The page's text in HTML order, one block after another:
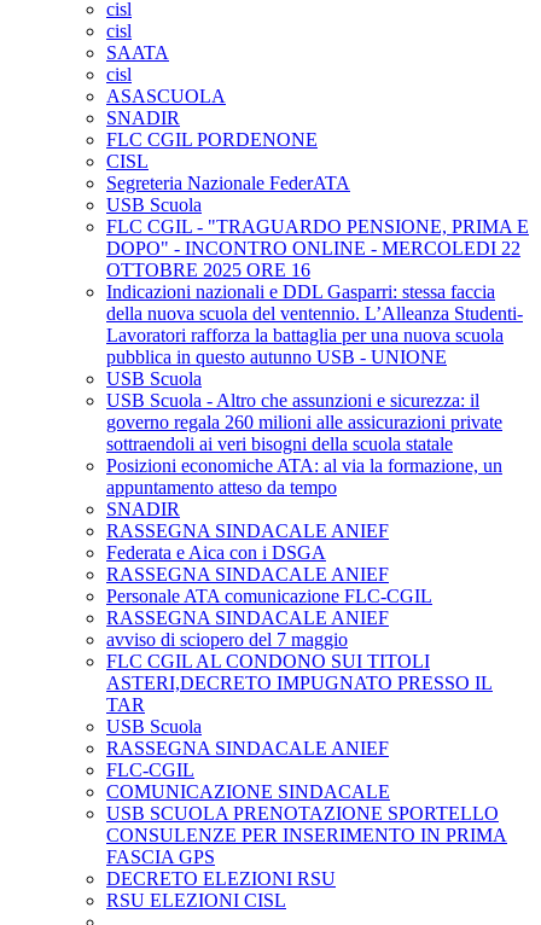
cisl
cisl
SAATA
cisl
ASASCUOLA
SNADIR
FLC CGIL PORDENONE
CISL
Segreteria Nazionale FederATA
USB Scuola
FLC CGIL - "TRAGUARDO PENSIONE, PRIMA E
DOPO" - INCONTRO ONLINE - MERCOLEDI 22
OTTOBRE 2025 ORE 16
Indicazioni nazionali e DDL Gasparri: stessa faccia
della nuova scuola del ventennio. L’Alleanza Studenti-
Lavoratori rafforza la battaglia per una nuova scuola
pubblica in questo autunno USB - UNIONE
USB Scuola
USB Scuola - Altro che assunzioni e sicurezza: il
governo regala 260 milioni alle assicurazioni private
sottraendoli ai veri bisogni della scuola statale
Posizioni economiche ATA: al via la formazione, un
appuntamento atteso da tempo
SNADIR
RASSEGNA SINDACALE ANIEF
Federata e Aica con i DSGA
RASSEGNA SINDACALE ANIEF
Personale ATA comunicazione FLC-CGIL
RASSEGNA SINDACALE ANIEF
avviso di sciopero del 7 maggio
FLC CGIL AL CONDONO SUI TITOLI
ASTERI,DECRETO IMPUGNATO PRESSO IL
TAR
USB Scuola
RASSEGNA SINDACALE ANIEF
FLC-CGIL
COMUNICAZIONE SINDACALE
USB SCUOLA PRENOTAZIONE SPORTELLO
CONSULENZE PER INSERIMENTO IN PRIMA
FASCIA GPS
DECRETO ELEZIONI RSU
RSU ELEZIONI CISL